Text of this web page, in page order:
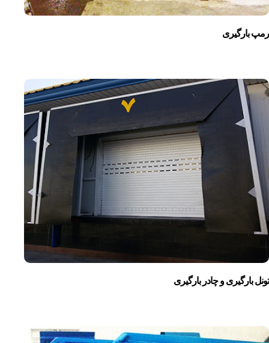
رمپ بارگیری
تونل بارگیری و چادر بارگیری